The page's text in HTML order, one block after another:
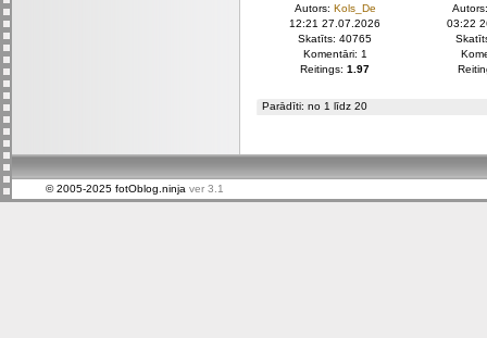
Autors: Kols_De
12:21 27.07.2026
Skatīts: 40765
Komentāri: 1
Reitings:1.97
03:22
Parādīti: no 1 līdz 20
© 2005-2025 fotOblog.ninja ver 3.1